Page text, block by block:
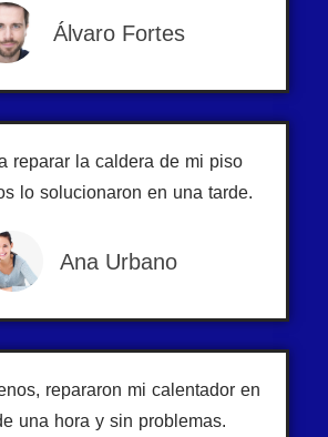
Álvaro Fortes
reparar la caldera de mi piso
lo solucionaron en una tarde.
Ana Urbano
repararon mi calentador en
una hora y sin problemas.